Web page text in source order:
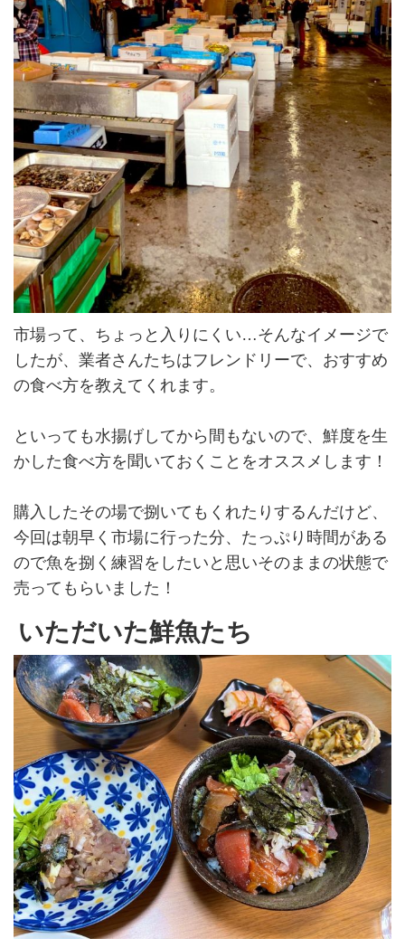
市場って、ちょっと入りにくい…そんなイメージで
したが、業者さんたちはフレンドリーで、おすすめ
の食べ方を教えてくれます。
といっても水揚げしてから間もないので、鮮度を生
かした食べ方を聞いておくことをオススメします！
購入したその場で捌いてもくれたりするんだけど、
今回は朝早く市場に行った分、たっぷり時間がある
ので魚を捌く練習をしたいと思いそのままの状態で
売ってもらいました！
いただいた鮮魚たち